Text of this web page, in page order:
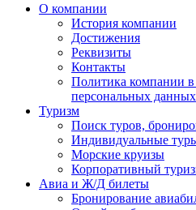
О компании
История компании
Достижения
Реквизиты
Контакты
Политика компании
персональных данных
Туризм
Поиск туров,
Индивидуальные
Морские круизы
Корпоративный
Авиа и Ж/Д билеты
Бронирование